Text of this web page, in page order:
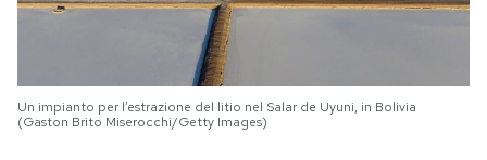
Un impianto per l’estrazione del litio nel Salar de Uyuni, in Bolivia
(Gaston Brito Miserocchi/Getty Images)